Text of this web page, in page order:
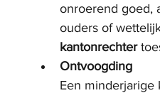
onroerend goed,
ouders of
kantonrechter
Ontvoogding
Een minderjarige